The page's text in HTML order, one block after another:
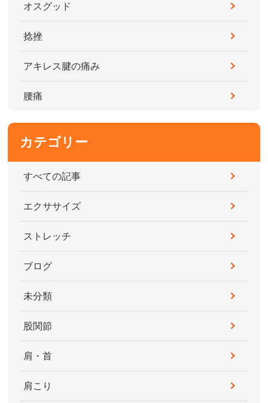
オスグッド
捻挫
アキレス腱の痛み
腰痛
カテゴリー
すべての記事
エクササイズ
ストレッチ
ブログ
未分類
股関節
肩・首
肩こり